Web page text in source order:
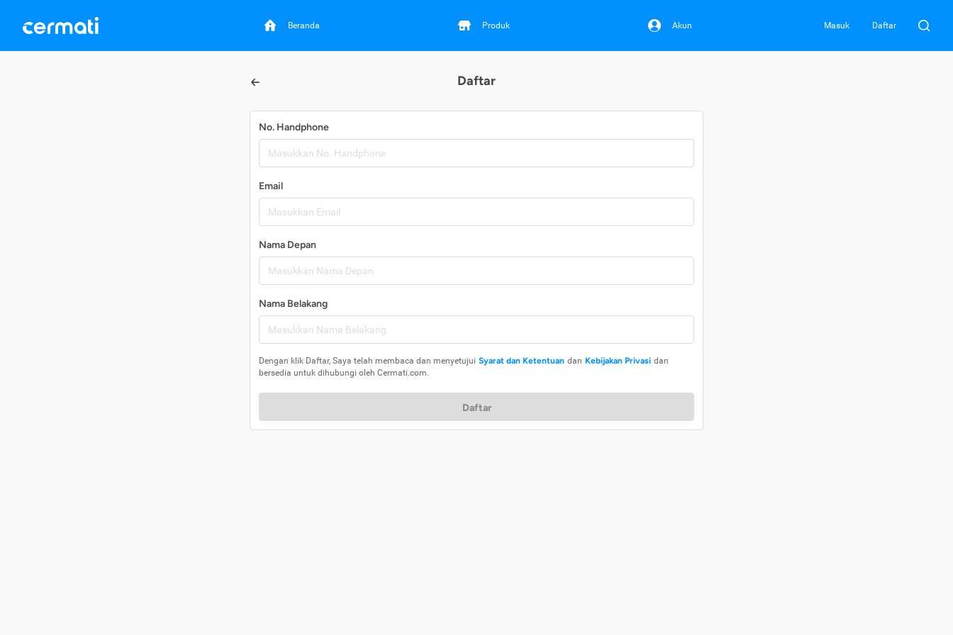
Beranda Produk Akun Masuk Daftar
Daftar
No. Handphone
Email
Nama Depan
Nama Belakang
Dengan klik Daftar, Saya telah membaca dan menyetujui Syarat dan Ketentuan dan Kebijakan Privasi dan
bersedia untuk dihubungi oleh Cermati.com.
Daftar